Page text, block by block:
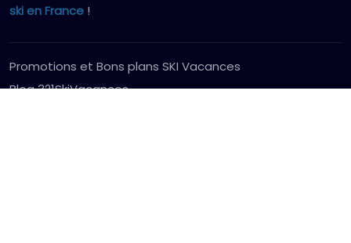
ski en France !
Promotions et Bons plans SKI Vacances
Blog 321SkiVacances